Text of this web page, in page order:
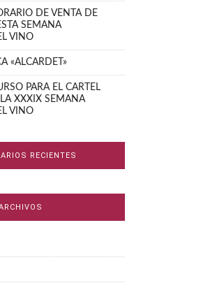
DE VENTA DE
SEMANA
VINO
«ALCARDET»
PARA EL CARTEL
XXXIX SEMANA
VINO
RECIENTES